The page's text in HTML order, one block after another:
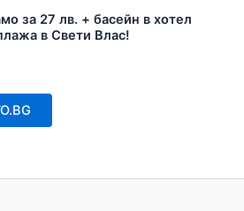
за 27 лв. + басейн в хотел
в Свети Влас!